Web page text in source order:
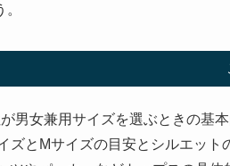
が男女兼用サイズを選ぶときの基
ズとMサイズの目安とシルエット